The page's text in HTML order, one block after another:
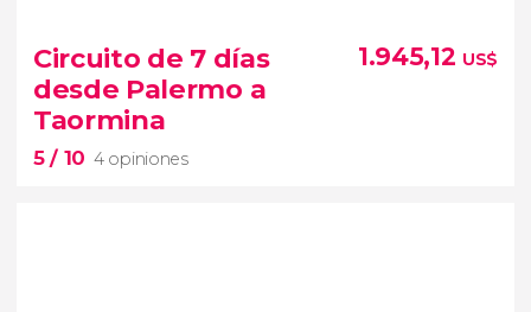
61 opiniones
Asís, Siena, Florencia, Bolonia, Padua y Venecia
tour de 5 días por lo mejor de Italia
desde Roma
Circuito de 7 días
desde Palermo a
Taormina
5/ 10 4 opiniones
1.945,12 US$